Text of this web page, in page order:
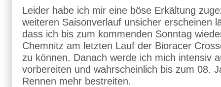
Leider habe ich mir eine böse Erkältung
weiteren Saisonverlauf unsicher erscheinen
dass ich bis zum kommenden Sonntag
Chemnitz am letzten Lauf der Bioracer
zu können. Danach werde ich mich intensiv
vorbereiten und wahrscheinlich bis zum 08.
Rennen mehr bestreiten.